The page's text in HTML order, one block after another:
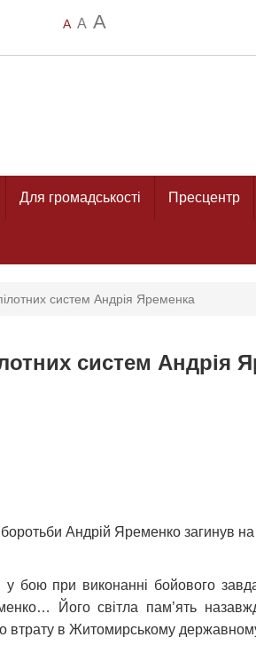
A A A
Для громадськості Пресцентр
систем Андрія Яременка
систем Андрія
Андрій Яременко загинув
у бою при виконанні бойового
Його світла пам’ять
втрату в Житомирському державному